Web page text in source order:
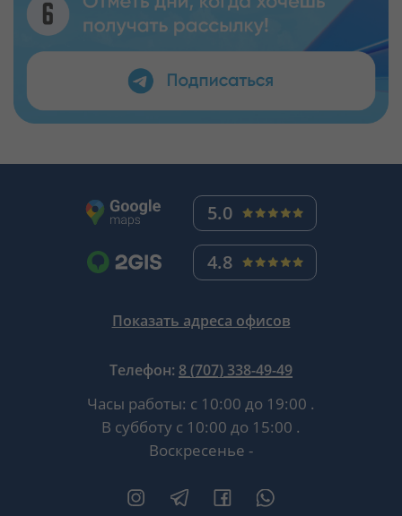
5.0
4.8
Показать адреса офисов
Телефон: 8 (707) 338-49-49
Часы работы: с 10:00 до 19:00 .
В субботу с 10:00 до 15:00 .
Воскресенье -